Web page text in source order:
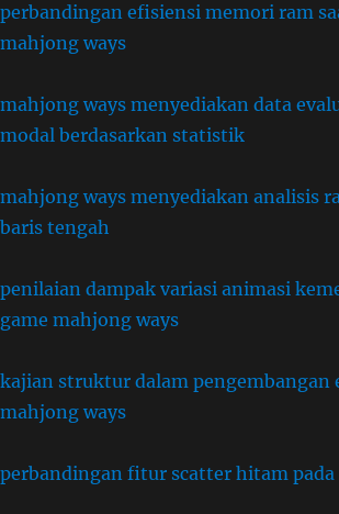
perbandingan efisiensi memori ram
mahjong ways
mahjong ways menyediakan data
modal berdasarkan statistik
mahjong ways menyediakan analisis
baris tengah
penilaian dampak variasi animasi
game mahjong ways
kajian struktur dalam pengembangan
mahjong ways
perbandingan fitur scatter hitam pada